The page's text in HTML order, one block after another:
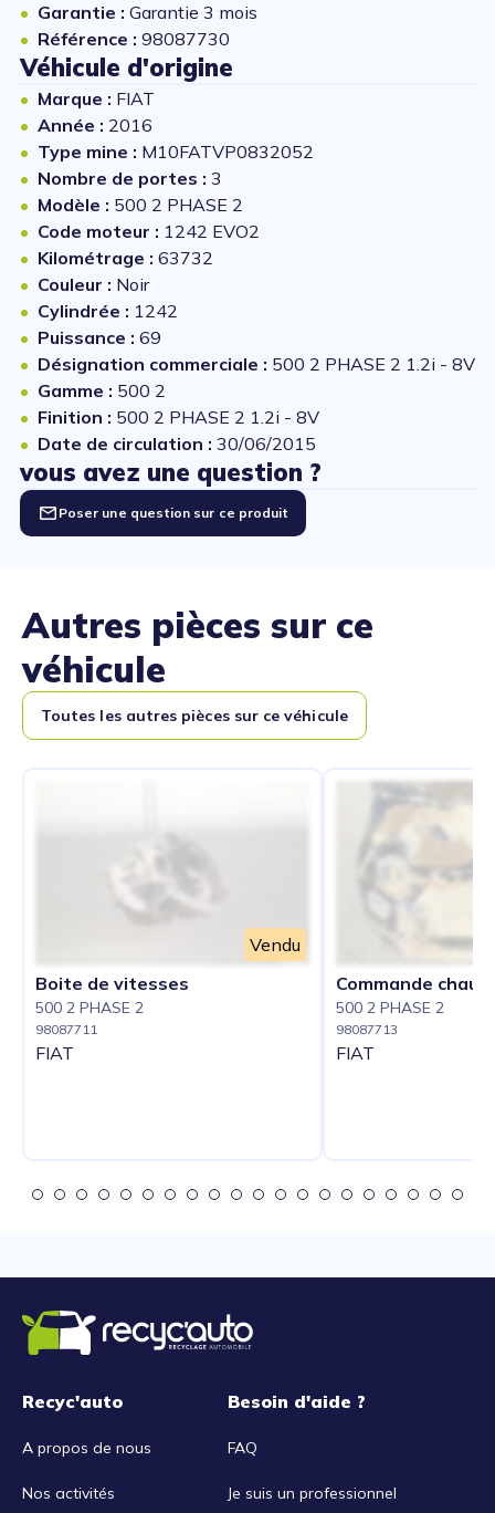
Garantie : Garantie 3 mois
Référence : 98087730
Véhicule d'origine
Marque : FIAT
Année : 2016
Type mine : M10FATVP0832052
Nombre de portes : 3
Modèle : 500 2 PHASE 2
Code moteur : 1242 EVO2
Kilométrage : 63732
Couleur : Noir
Cylindrée : 1242
Puissance : 69
Désignation commerciale : 500 2 PHASE 2 1.2i - 8V
Gamme : 500 2
Finition : 500 2 PHASE 2 1.2i - 8V
Date de circulation : 30/06/2015
vous avez une question ?
Poser une question sur ce produit
Autres pièces sur ce
véhicule
Toutes les autres pièces sur ce véhicule
Vendu
Boite de vitesses
500 2 PHASE 2
98087711
FIAT
Commande
500 2 PHASE 2
98087713
FIAT
Recyc'auto
A propos de nous
Nos activités
Besoin d'aide ?
FAQ
Je suis un professionnel